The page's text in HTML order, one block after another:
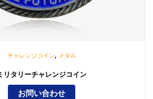
チャレンジコイン, メタル
リタリーチャレンジコイン
お問い合わせ